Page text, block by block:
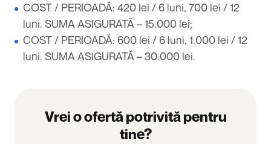
COST / PERIOADĂ: 420 lei / 6 luni, 700 lei / 12
luni. SUMA ASIGURATĂ – 15.000 lei;
COST / PERIOADĂ: 600 lei / 6 luni, 1.000 lei / 12
luni. SUMA ASIGURATĂ – 30.000 lei.
Vrei o ofertă potrivită pentru
tine?